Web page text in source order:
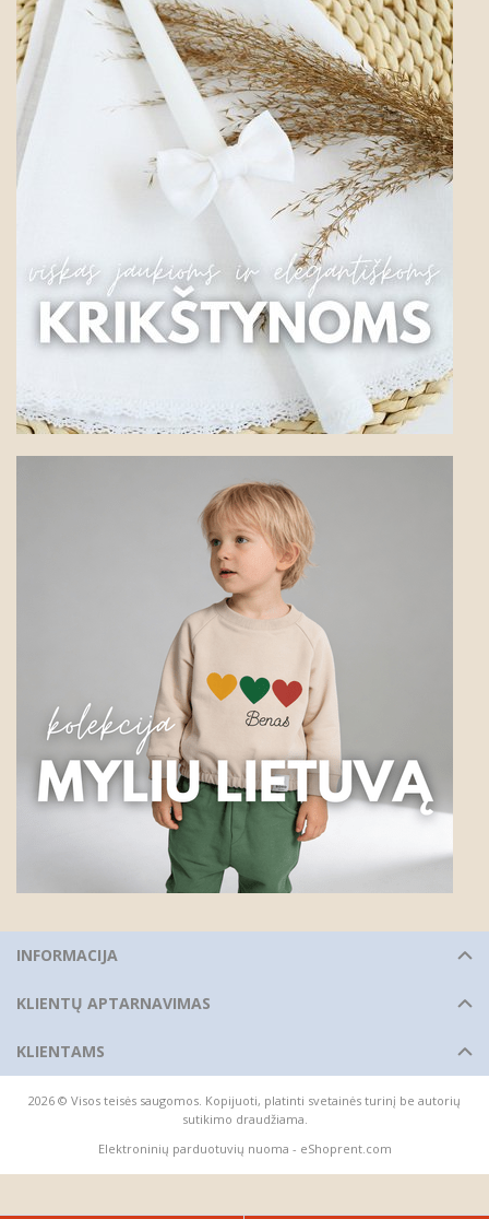
INFORMACIJA
KLIENTŲ APTARNAVIMAS
KLIENTAMS
2026 © Visos teisės saugomos. Kopijuoti, platinti svetainės turinį be autorių
sutikimo draudžiama.
Elektroninių parduotuvių nuoma - eShoprent.com